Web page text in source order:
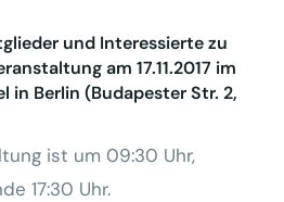
und Interessierte zu
am 17.11.2017 im
Berlin (Budapester Str. 2,
ist um 09:30 Uhr,
17:30 Uhr.